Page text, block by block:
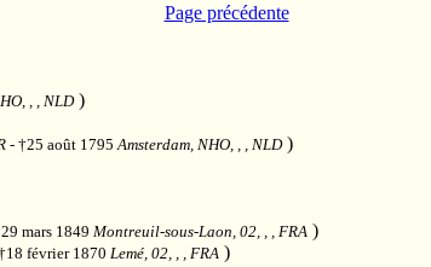
Page précédente
, , NLD)
- †25 août 1795 Amsterdam, NHO, , , NLD)
mars 1849 Montreuil-sous-Laon, 02, , , FRA )
février 1870 Lemé, 02, , , FRA )